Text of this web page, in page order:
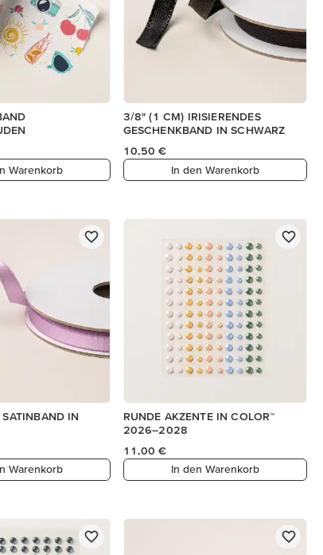
Warenkorb
3/8" (1 CM) IRISIERENDES
GESCHENKBAND IN SCHWARZ
10,50 €
In den Warenkorb
IN
Warenkorb
RUNDE AKZENTE IN COLOR™
2026–2028
11,00 €
In den Warenkorb